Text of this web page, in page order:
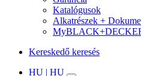
Katalógusok
Alkatrészek +
Kereskedő keresés
HU | HU